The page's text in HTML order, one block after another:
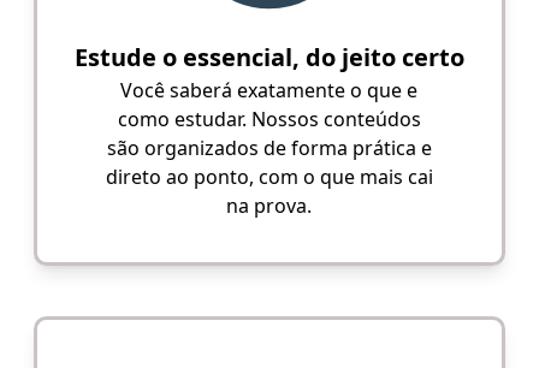
Estude o essencial, do jeito certo
Você saberá exatamente o que e
como estudar. Nossos conteúdos
são organizados de forma prática e
direto ao ponto, com o que mais cai
na prova.